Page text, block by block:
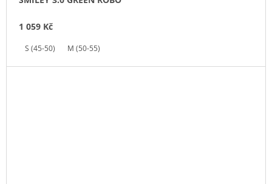
1 059 Kč
S (45-50) M (50-55)